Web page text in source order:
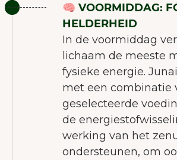
🧠 VOORMIDDAG:
HELDERHEID
In de voormiddag
lichaam de meeste
fysieke energie.
met een combinatie
geselecteerde
de
werking van het
ondersteunen, om